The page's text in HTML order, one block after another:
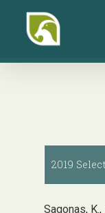
content
2019
Sagonas, K.,